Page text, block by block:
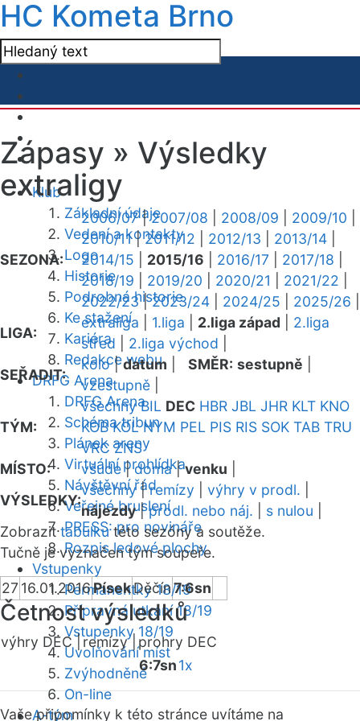
HC Kometa Brno
Klub
Základní údaje
Vedení a kontakty
Logo
Historie
Podrobná historie
Ke stažení
Kariéra
Redakce webu
DRFG Arena
DRFG Arena
Schéma tribun
Plánek areny
Virtuální prohlídka
Návštěvní řád
Veřejné bruslení
PRESS: pro novináře
Rozpis ledové plochy
Vstupenky
Permanentky 18/19
Přípravná utkání 18/19
Vstupenky 18/19
Uvolňování míst
Zvýhodněné
On-line
A-tým
Zápasy » Výsledky
extraligy
SEZONA:
2006/07|2007/08 2008/09 2009/10
2010/11|2011/12 2012/13 2013/14
2014/15
2015/16 2016/17 2017/18
2018/19
2019/20 2020/21 2021/22
2022/23|2023/24 2024/25 2025/26
LIGA:
extraliga 1.liga 2.liga západ
2.liga
střed
2.liga východ
SEŘADIT:
kolo|datum SMĚR: sestupně
vzestupně
TÝM:
všechny BIL DEC HBR JBL JHR KLT KNO
KOB KOL NYM PEL PIS RIS SOK TAB TRU
VRC ZNS
MÍSTO:
všude|doma|venku
VÝSLEDKY:
všechny|remízy výhry v prodl.
nájezdy|prodl. nebo náj. s nulou
Zobrazittabulkutéto sezóny a soutěže.
Tučně je vyznačen tým soupeře.
27 16.01.2016PísekDěčín7:6sn
Četnost výsledků
výhry DEC | remízy | prohry DEC
6:7sn1x
Vaše připomínky k této stránce uvítáme na